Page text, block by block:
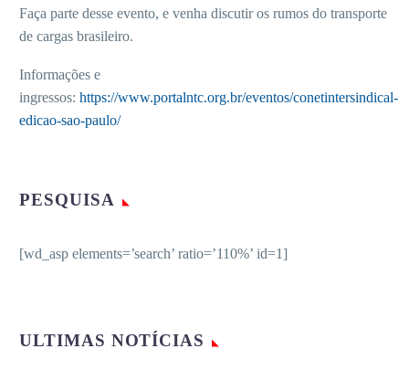
Faça parte desse evento, e venha discutir os rumos do transporte
de cargas brasileiro.
Informações e
ingressos: https://www.portalntc.org.br/eventos/conetintersindical-
edicao-sao-paulo/
PESQUISA
[wd_asp elements=’search’ ratio=’110%’ id=1]
ULTIMAS NOTÍCIAS